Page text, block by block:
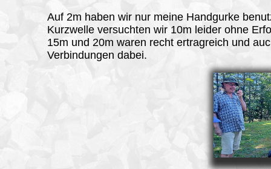
Auf 2m haben wir nur meine Handgurke
Kurzwelle versuchten wir 10m leider ohne
15m und 20m waren recht ertragreich und
Verbindungen dabei.